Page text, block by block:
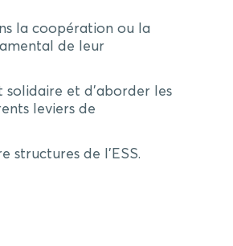
la coopération ou la
de leur
et d’aborder les
leviers de
structures de l’ESS.